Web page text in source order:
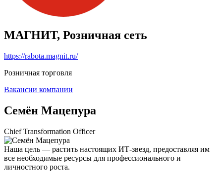
МАГНИТ, Розничная сеть
https://rabota.magnit.ru/
Розничная торговля
Вакансии компании
Семён Мацепура
Chief Transformation Officer
Наша цель — растить настоящих ИТ-звезд, предоставляя им
все необходимые ресурсы для профессионального и
личностного роста.